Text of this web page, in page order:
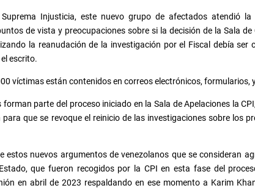
Injusticia, este nuevo grupo de afectados atendió
de vista y preocupaciones sobre si la decisión de la Sala de
la reanudación de la investigación por el Fiscal debía ser
escrito.
víctimas están contenidos en correos electrónicos, formularios,
parte del proceso iniciado en la Sala de Apelaciones la
que se revoque el reinicio de las investigaciones sobre los
estos nuevos argumentos de venezolanos que se consideran
que fueron recogidos por la CPI en esta fase del
en abril de 2023 respaldando en ese momento a Karim